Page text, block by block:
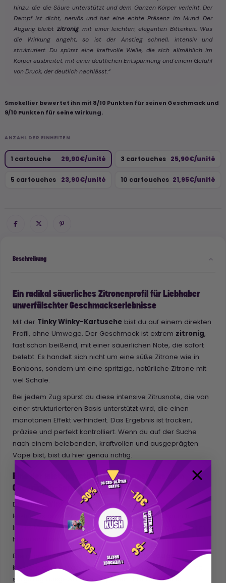
hinzu, die die Säure unterstützt und dem Ganzen Körper verleiht. Der
Dampf ist dicht, nervös und hat eine echte Präsenz im Mund. Der
Abgang bleibt zitronig, mit einer leichten, eleganten Bitterkeit. Was
die Wirkung angeht, so ist der Anstieg schnell, intensiv und
strukturiert. Du spürst eine kraftvolle Welle, die sich allmählich im
Körper ausbreitet, mit einer deutlichen Entspannung und einem Gefühl
von Druck, der deutlich nachlässt.“
Smokellier bewertet ihn mit 8/10 Punkten für seinen Geschmack und
9/10 Punkten für seine Wirkung.
ANZAHL DER EINHEITEN
1 cartouche 29,90€/unité 3 cartouches 25,90€/unité
5 cartouches 23,90€/unité 10 cartouches 21,95€/unité
Beschreibung
Ein radikal säuerliches Zitronenprofil für Liebhaber
unverfälschter Geschmackserlebnisse
Mit der Tinky Winky-Kartusche bist du auf einem direkten
Profil, ohne Umwege. Der Geschmack ist extrem zitronig,
fast schon beißend, mit einer säuerlichen Note, die sofort
belebt. Es handelt sich nicht um eine süße Zitrone wie in
Bonbons, sondern um eine spritzige, natürliche Zitrone mit
viel Schale.
Bei jedem Zug spürst du diese intensive Zitrusnote, die von
einer strukturierteren Basis unterstützt wird, die einen
monotonen Effekt verhindert. Das Ergebnis ist trocken,
präzise und perfekt kontrolliert. Wenn du auf der Suche
nach einem belebenden, kraftvollen und ausgeprägten
Vape bist, bist du hier genau richtig.
Eine der leistungsstärksten Patronen aus dem
Cocorikush-Sortiment
DieTinky Winky-Patrone gehört zu unserem
leistungsstärksten Sortiment bei Cocorikush. In puncto
Intensität und Empfinden sind wir hier eindeutig auf einem
höheren Niveau.
Die in dieser Patrone verwendete Magic Sauce
ist ein
Konzentrat aus legalen Cannabinoiden, angereichert mit
sorgfältig ausgewählten Terpenen. Ihre Dichte und